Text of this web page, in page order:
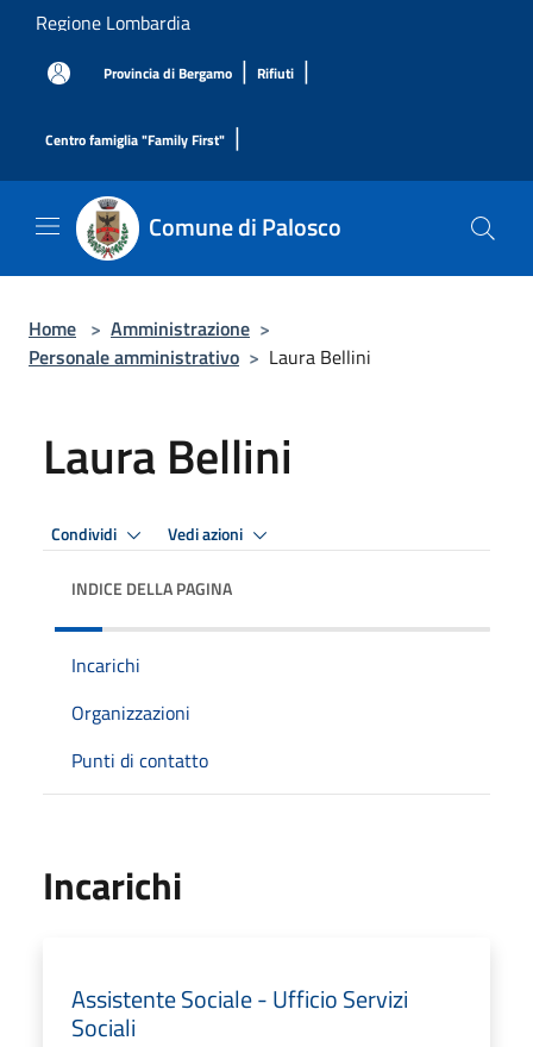
Salta al contenuto principale
Regione Lombardia
Provincia di Bergamo | Rifiuti |
Centro famiglia "Family First" |
Comune di Palosco
Home > Amministrazione >
Personale amministrativo > Laura Bellini
Laura Bellini
Condividi Vedi azioni
INDICE DELLA PAGINA
Incarichi
Organizzazioni
Punti di contatto
Incarichi
Assistente Sociale - Ufficio Servizi
Sociali